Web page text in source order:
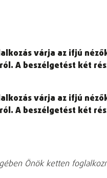
várja az ifjú
A beszélgetést két
várja az ifjú
A beszélgetést két
Önök ketten